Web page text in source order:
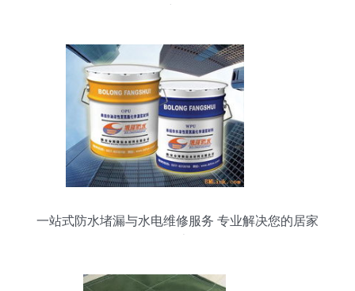
一站式防水堵漏与水电维修服务 专业解决您的居家